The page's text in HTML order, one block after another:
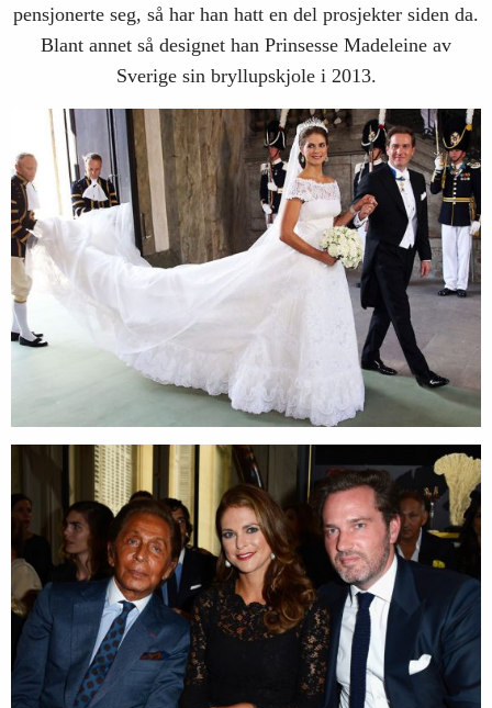
pensjonerte seg, så har han hatt en del prosjekter siden da.
Blant annet så designet han Prinsesse Madeleine av
Sverige sin bryllupskjole i 2013.